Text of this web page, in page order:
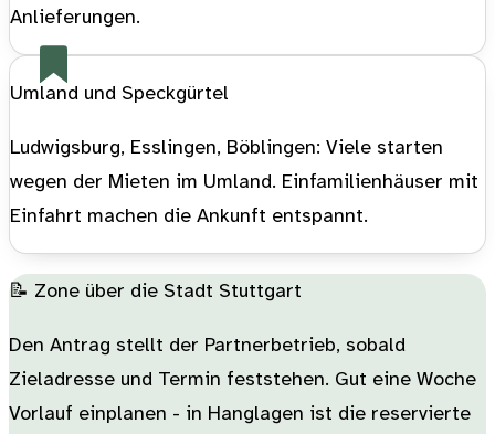
Anlieferungen.
Umland und Speckgürtel
Ludwigsburg, Esslingen, Böblingen: Viele starten
wegen der Mieten im Umland. Einfamilienhäuser mit
Einfahrt machen die Ankunft entspannt.
📝 Zone über die Stadt Stuttgart
Den Antrag stellt der Partnerbetrieb, sobald
Zieladresse und Termin feststehen. Gut eine Woche
Vorlauf einplanen - in Hanglagen ist die reservierte